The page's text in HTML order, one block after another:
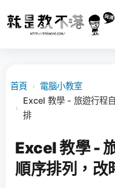
首頁 › 電腦小教室
›
Excel 教學 - 旅遊行程
排
Excel 教學 -
順序排列，改